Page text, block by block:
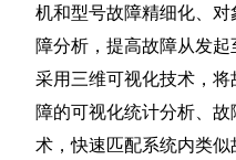
机和型号故障精细化、
障分析，提高故障从发
采用三维可视化技术，
障的可视化统计分析、
术，快速匹配系统内类